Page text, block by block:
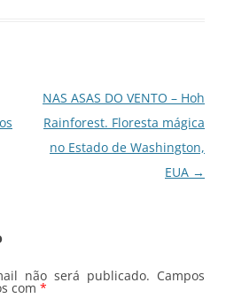
NAS ASAS DO VENTO – Hoh
Rainforest. Floresta mágica
no Estado de Washington,
EUA →
não será publicado. Campos
com *